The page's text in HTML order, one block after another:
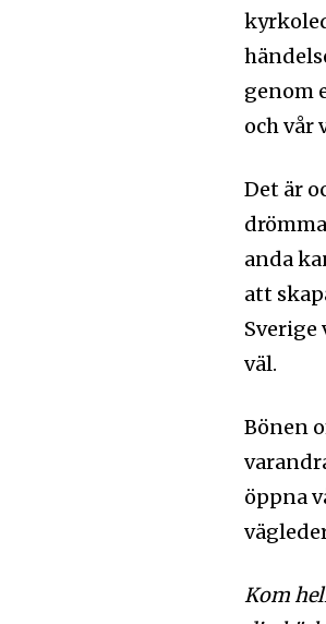
genom
och vår
Det är
anda
att
Sverige
väl.
Bönen
öppna
Kom